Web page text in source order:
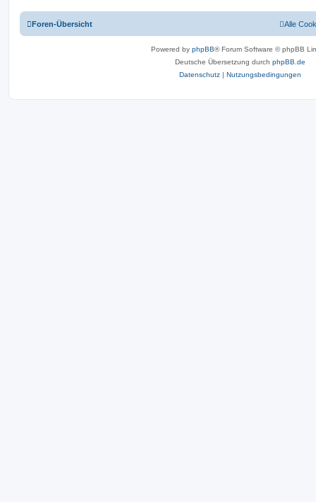
Foren-Übersicht Alle
Powered by phpBB® Forum Software © phpBB
Deutsche Übersetzung durch phpBB.de
Datenschutz | Nutzungsbedingungen